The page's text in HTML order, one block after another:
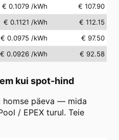
€ 0.1079 /kWh
€ 107.90
€ 0.1121 /kWh
€ 112.15
€ 0.0975 /kWh
€ 97.50
€ 0.0926 /kWh € 92.58
kui spot-hind
homse päeva — mida
/ EPEX turul. Teie